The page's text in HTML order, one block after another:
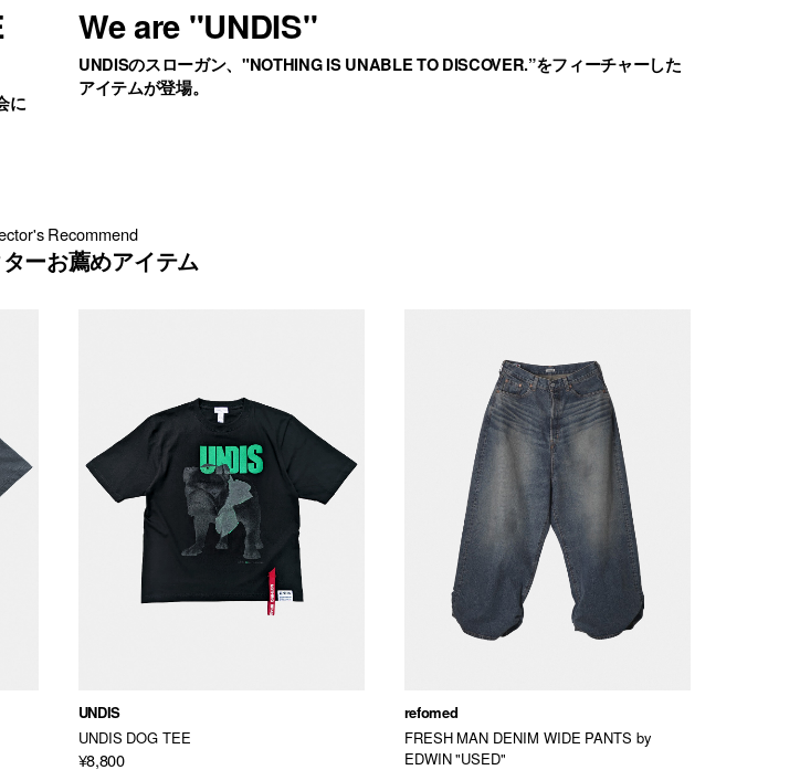
に
We are "UNDIS"
UNDISのスローガン、"NOTHING IS UNABLE TO DISCOVER.”をフィーチャーした
アイテムが登場。
Recommend
ーお薦めアイテム
UNDIS
UNDIS DOG TEE
¥8,800
refomed
FRESH MAN DENIM WIDE PANTS by
EDWIN "USED"